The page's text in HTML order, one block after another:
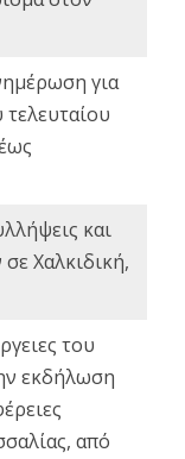
για
τελευταίου
και
Χαλκιδική,
του
εκδήλωση
από